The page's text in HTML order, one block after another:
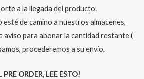
a la llegada del producto.
esté de camino a nuestros almacenes,
aviso para abonar la cantidad restante (
procederemos a su envío.
PRE ORDER, LEE ESTO!